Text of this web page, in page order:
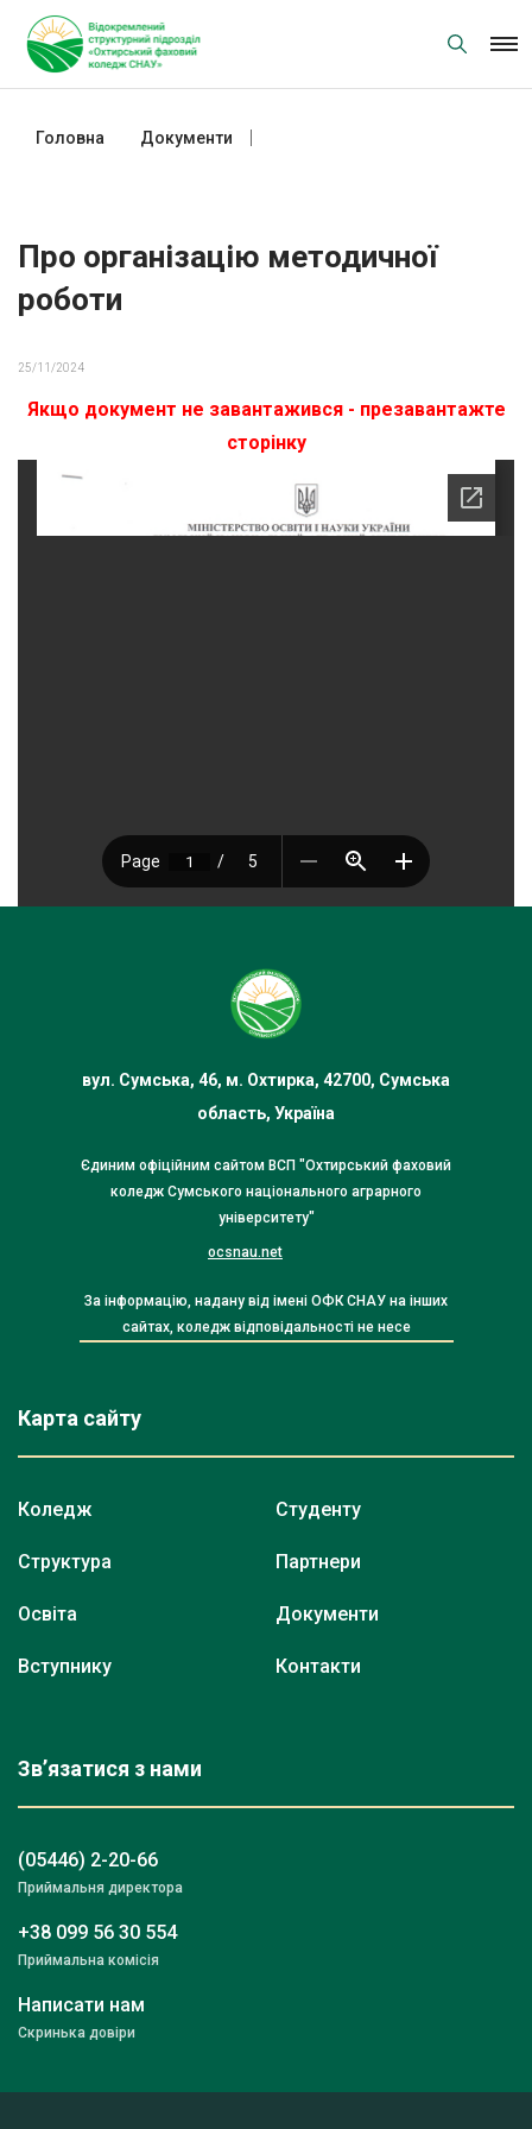
content
Головна Документи
Про організацію методичної
роботи
25/11/2024
Якщо документ не завантажився - презавантажте
сторінку
вул. Сумська, 46, м. Охтирка, 42700, Сумська
область, Україна
Єдиним офіційним сайтом ВСП "Охтирський фаховий
коледж Сумського національного аграрного
університету"
ocsnau.net
За інформацію, надану від імені ОФК СНАУ на інших
сайтах, коледж відповідальності не несе
Карта сайту
Коледж
Структура
Освіта
Вступнику
Студенту
Партнери
Документи
Контакти
Зв’язатися з нами
(05446) 2-20-66
Приймальня директора
+38 099 56 30 554
Приймальна комісія
Написати нам
Скринька довіри